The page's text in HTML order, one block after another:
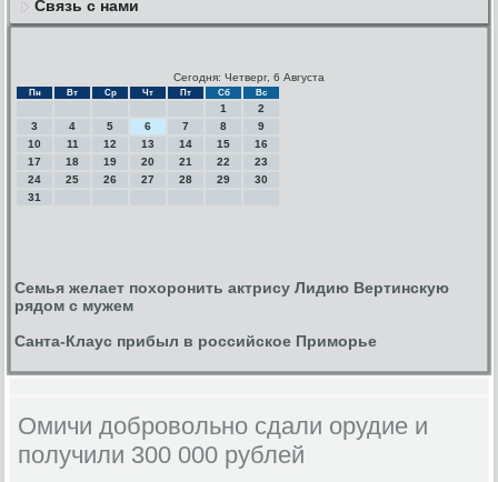
Связь с нами
Сегодня: Четверг, 6 Августа
Пн Вт Ср Чт Пт Сб Вс
1
2
3
4 5 6 7 8
9
10
11 12 13 14 15
16
17
18 19 20 21 22
23
24
25 26 27 28 29
30
31
Семья желает похоронить актрису Лидию Вертинскую
рядом с мужем
Санта-Клаус прибыл в российское Приморье
Омичи добровольно сдали орудие и
получили 300 000 рублей